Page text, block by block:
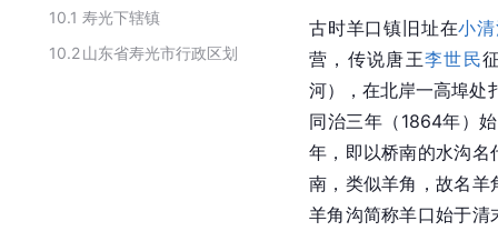
10.1 寿光下辖镇
10.2山东省寿光市行政区划
古时羊口镇旧址在小
营，传说唐王李世民
河），在北岸一高埠处
同治三年（1864年）
年，即以桥南的水沟名
南，类似羊角，故名羊
羊角沟简称羊口始于